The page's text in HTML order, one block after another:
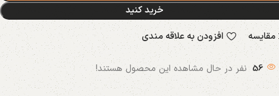
خرید کنید
مقایسه
افزودن به علاقه مندی
56 نفر در حال مشاهده این محصول هستند!